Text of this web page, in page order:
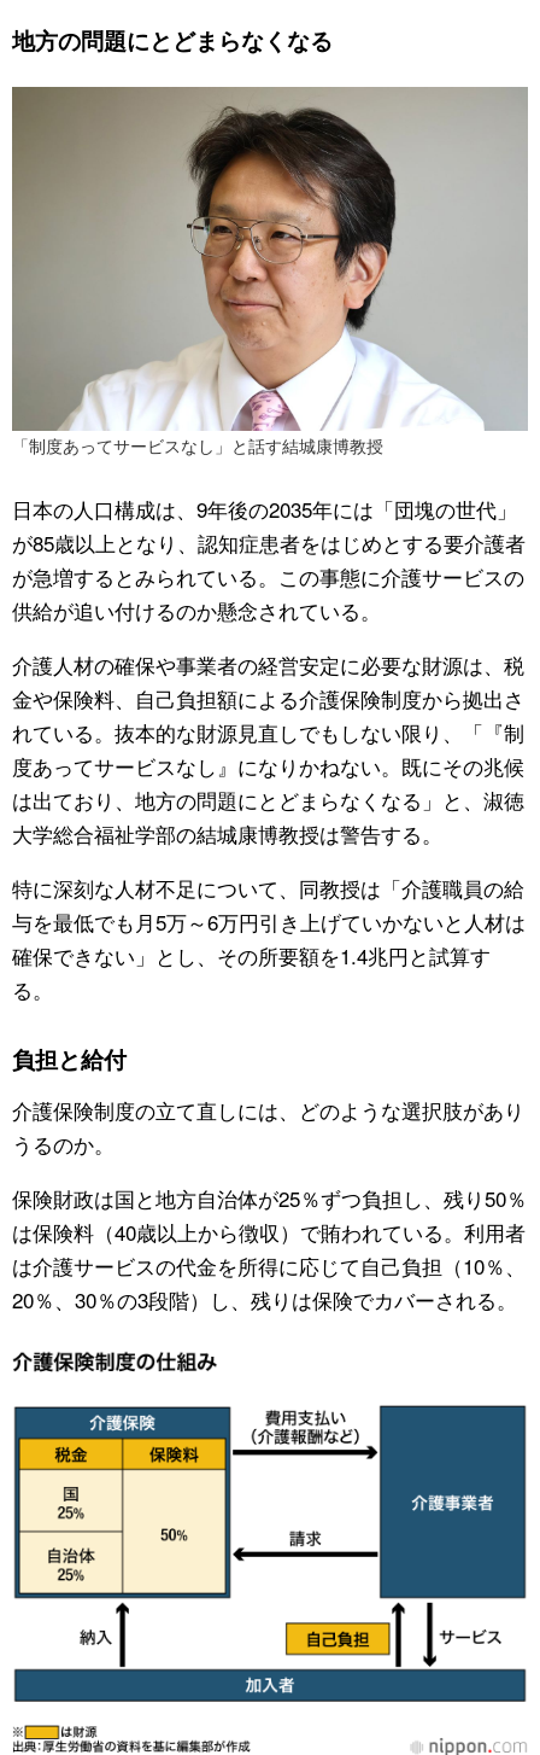
地方の問題にとどまらなくなる
「制度あってサービスなし」と話す結城康博教授
日本の人口構成は、9年後の2035年には「団塊の世代」
が85歳以上となり、認知症患者をはじめとする要介護者
が急増するとみられている。この事態に介護サービスの
供給が追い付けるのか懸念されている。
介護人材の確保や事業者の経営安定に必要な財源は、税
金や保険料、自己負担額による介護保険制度から拠出さ
れている。抜本的な財源見直しでもしない限り、「『制
度あってサービスなし』になりかねない。既にその兆候
は出ており、地方の問題にとどまらなくなる」と、淑徳
大学総合福祉学部の結城康博教授は警告する。
特に深刻な人材不足について、同教授は「介護職員の給
与を最低でも月5万～6万円引き上げていかないと人材は
確保できない」とし、その所要額を1.4兆円と試算す
る。
負担と給付
介護保険制度の立て直しには、どのような選択肢があり
うるのか。
保険財政は国と地方自治体が25％ずつ負担し、残り50％
は保険料（40歳以上から徴収）で賄われている。利用者
は介護サービスの代金を所得に応じて自己負担（10％、
20％、30％の3段階）し、残りは保険でカバーされる。